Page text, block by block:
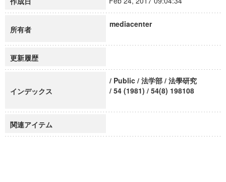
所有者
mediacenter
更新履歴
インデックス
/ Public / 法学部 / 法學研究
/ 54 (1981) / 54(8) 198108
関連アイテム